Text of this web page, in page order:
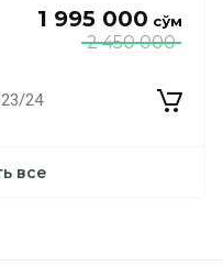
2 450 000
1 995 000 сўм
24
все